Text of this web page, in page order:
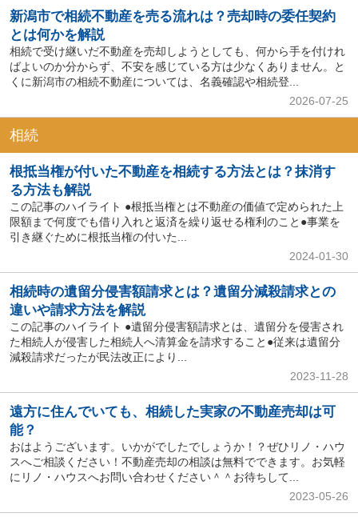
新潟市で相続不動産を売る流れは？売却時の委任契約
とは何かを解説
相続で受け継いだ不動産を売却しようとしても、何から手を付けれ
ばよいのか分からず、不安を感じている方は少なくありません。と
くに新潟市の相続不動産については、名義確認や相続登...
2026-07-25
相続
根抵当権が付いた不動産を相続する方法とは？抹消す
る方法も解説
この記事のハイライト ●根抵当権とは不動産の価値で定められた上
限額まで何度でも借り入れと返済を繰り返せる権利のこと●事業を
引き継ぐために根抵当権の付いた...
2024-01-30
相続時の遺留分侵害額請求とは？遺留分減殺請求との
違いや請求方法を解説
この記事のハイライト ●遺留分侵害額請求とは、遺留分を侵害され
た相続人が侵害した相続人へ清算金を請求すること●従来は遺留分
減殺請求だったが民法改正により...
2023-11-28
遠方に住んでいても、相続した実家の不動産売却は可
能？
おはようございます。いかがでしたでしょうか！？ぜひリノ・ハウ
スへご相談ください！不動産売却の相談は無料でできます。お気軽
にリノ・ハウスへお問い合わせください＾＾お待ちして...
2023-05-26